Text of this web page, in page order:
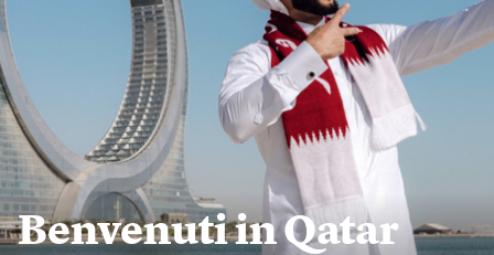
Benvenuti in Qatar